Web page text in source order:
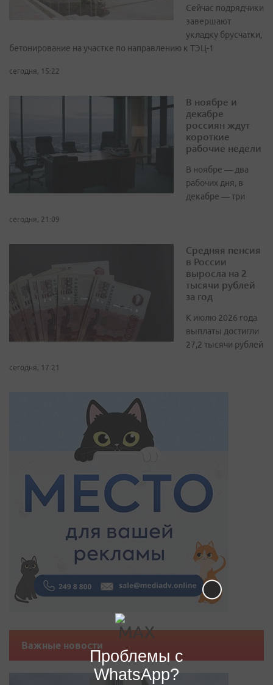
Сейчас подрядчики
завершают
укладку брусчатки,
бетонирование на участке по направлению к ТЭЦ-1
сегодня, 15:22
В ноябре и
декабре
россиян ждут
короткие
рабочие недели
В ноябре — два
рабочих дня, в
декабре — три
сегодня, 21:09
Средняя пенсия
в России
выросла на 2
тысячи рублей
за год
К июлю 2026 года
выплаты достигли
27,2 тысячи рублей
сегодня, 17:21
Важные новости
Проблемы с
WhatsApp?